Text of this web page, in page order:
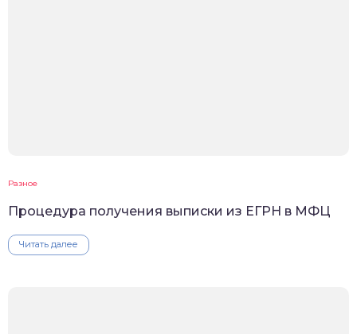
Разное
Процедура получения выписки из ЕГРН в МФЦ
Читать далее